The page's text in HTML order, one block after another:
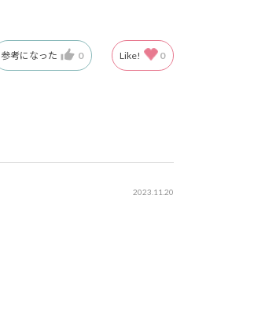
参考になった 0 Like! 0
2023.11.20